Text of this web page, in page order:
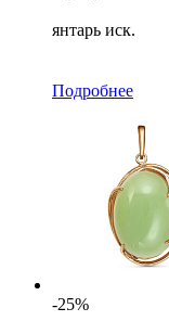
янтарь иск.
Подробнее
-25%